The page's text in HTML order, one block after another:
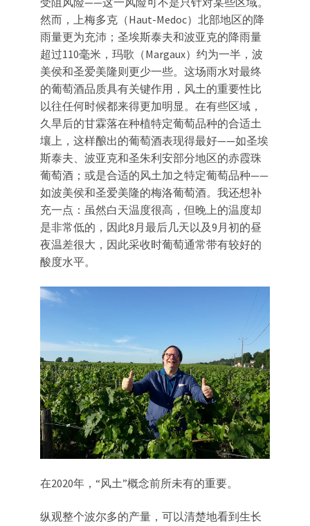
然而，上梅多克（Haut-Medoc）北部地区的降
雨量更为充沛；圣埃斯泰夫和波亚克的降雨量
超过110毫米，玛歌（Margaux）约为一半，波
美侯和圣爱美隆则更少一些。这场雨水对最终
的葡萄酒品质具有关键作用，风土的重要性比
以往任何时候都来得更加明显。在有些区域，
久旱后的甘霖落在种植特定葡萄品种的合适土
壤上，这样酿出的葡萄酒表现得最好——如圣埃
斯泰夫、波亚克和圣朱利安部分地区的赤霞珠
葡萄酒；或是合适的风土加之特定葡萄品种——
如波美侯和圣爱美隆的梅洛葡萄酒。我还想补
充一点：虽然白天温度很高，但晚上的温度却
是非常低的，因此8月最后几天以及9月初的昼
夜温差很大，因此采收时葡萄通常带有较好的
酸度水平。
在2020年，“风土”概念前所未有的重要。
纵观整个波尔多的产量，可以清楚地看到生长